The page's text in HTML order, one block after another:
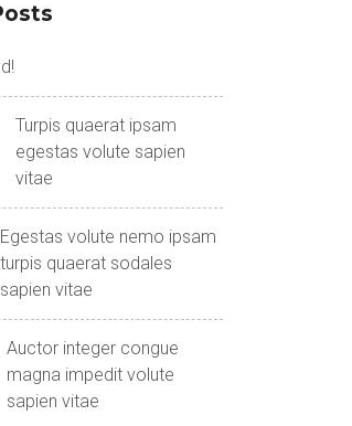
Turpis quaerat ipsam
egestas volute sapien
vitae
Egestas volute nemo ipsam
turpis quaerat sodales
sapien vitae
Auctor integer congue
magna impedit volute
sapien vitae